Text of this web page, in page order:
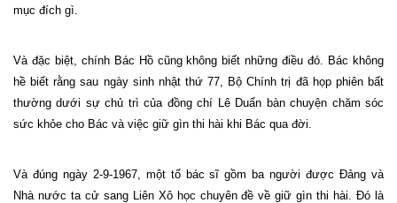
mục đích gì.
Và đặc biệt, chính Bác Hồ cũng không biết những điều đó. Bác không
hề biết rằng sau ngày sinh nhật thứ 77, Bộ Chính trị đã họp phiên bất
thường dưới sự chủ trì của đồng chí Lê Duẩn bàn chuyện chăm sóc
sức khỏe cho Bác và việc giữ gìn thi hài khi Bác qua đời.
Và đúng ngày 2-9-1967, một tổ bác sĩ gồm ba người được Đảng và
Nhà nước ta cử sang Liên Xô học chuyên đề về giữ gìn thi hài. Đó là